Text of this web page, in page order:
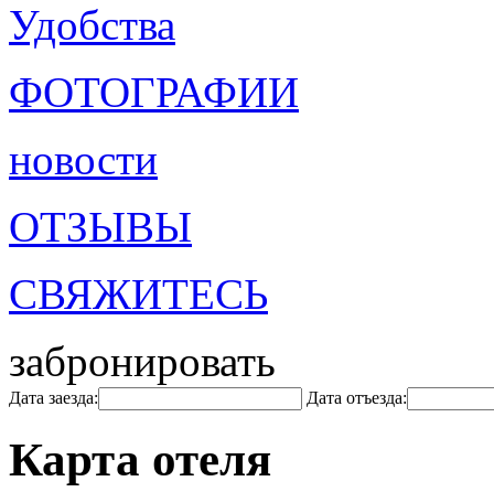
Удобства
ФОТОГРАФИИ
новости
ОТЗЫВЫ
СВЯЖИТЕСЬ
забронировать
Дата заезда: Дата отъезда:
Карта отеля